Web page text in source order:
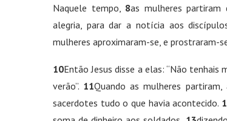
Naquele tempo, 8as mulheres partiram
alegria, para dar a notícia aos
mulheres aproximaram-se, e prostraram-
10Então Jesus disse a elas: “Não tenhais
verão”. 11Quando as mulheres
sacerdotes tudo o que havia acontecido.